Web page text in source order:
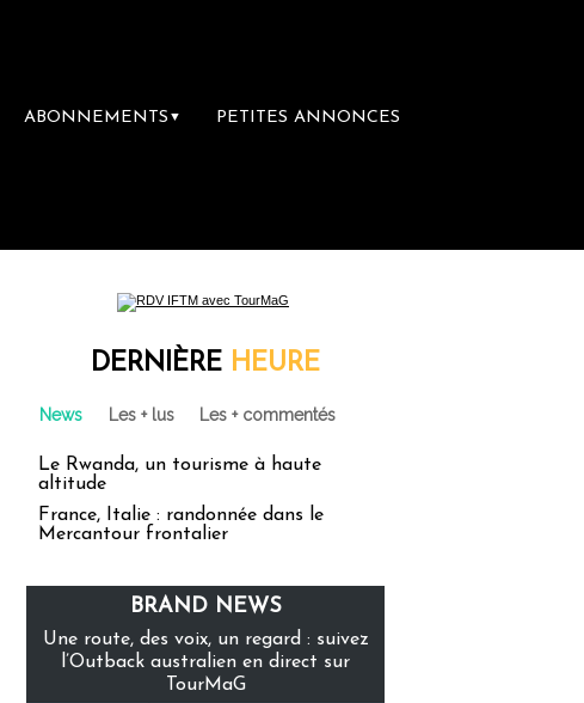
ABONNEMENTS ▼ PETITES ANNONCES
DERNIÈRE HEURE
News Les + lus Les + commentés
Le Rwanda, un tourisme à haute
altitude
France, Italie : randonnée dans le
Mercantour frontalier
BRAND NEWS
Une route, des voix, un regard : suivez
l’Outback australien en direct sur
TourMaG